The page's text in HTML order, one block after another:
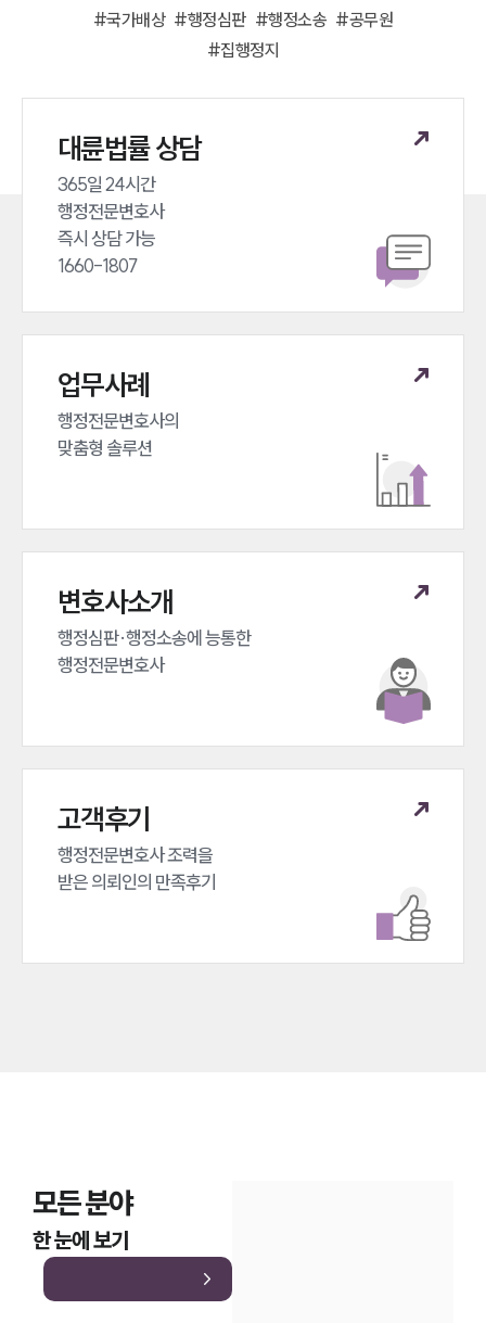
#국가배상 #행정심판 #행정소송 #공무원
#집행정지
대륜법률 상담
365일 24시간
행정전문변호사
즉시 상담 가능
1660-1807
업무사례
행정전문변호사의
맞춤형 솔루션
변호사소개
행정심판·행정소송에 능통한
행정전문변호사
고객후기
행정전문변호사 조력을
받은 의뢰인의 만족후기
모든 분야
한 눈에 보기